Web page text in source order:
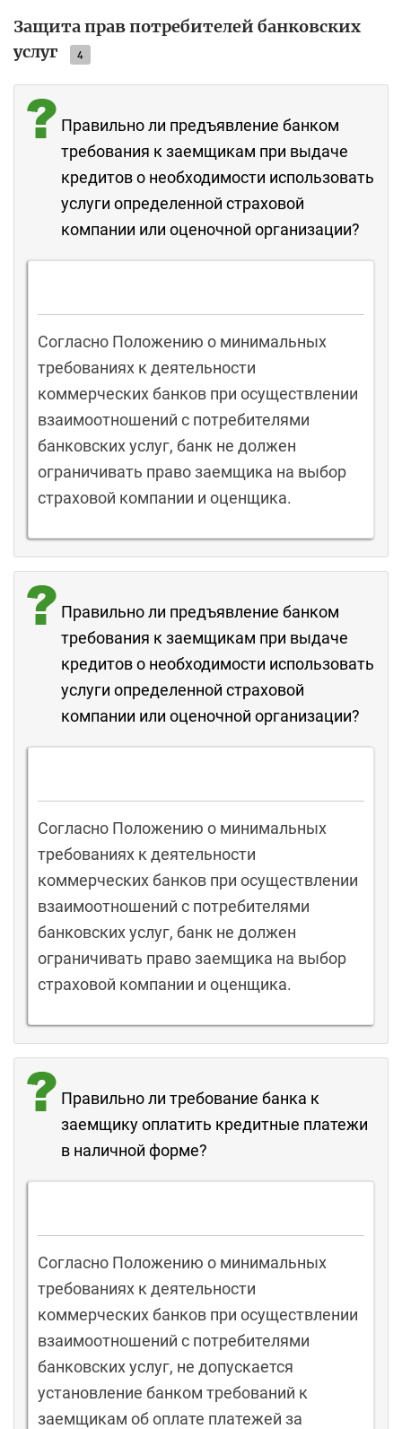
Защита прав потребителей банковских
услуг
4
Правильно ли предъявление банком
требования к заемщикам при выдаче
кредитов о необходимости использовать
услуги определенной страховой
компании или оценочной организации?
Согласно Положению о минимальных
требованиях к деятельности
коммерческих банков при осуществлении
взаимоотношений с потребителями
банковских услуг, банк не должен
ограничивать право заемщика на выбор
страховой компании и оценщика.
Правильно ли предъявление банком
требования к заемщикам при выдаче
кредитов о необходимости использовать
услуги определенной страховой
компании или оценочной организации?
Согласно Положению о минимальных
требованиях к деятельности
коммерческих банков при осуществлении
взаимоотношений с потребителями
банковских услуг, банк не должен
ограничивать право заемщика на выбор
страховой компании и оценщика.
Правильно ли требование банка к
заемщику оплатить кредитные платежи
в наличной форме?
Согласно Положению о минимальных
требованиях к деятельности
коммерческих банков при осуществлении
взаимоотношений с потребителями
банковских услуг, не допускается
установление банком требований к
заемщикам об оплате платежей за